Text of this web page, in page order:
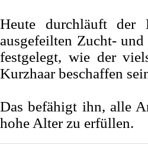
Heute durchläuft der
ausgefeilten Zucht-
festgelegt, wie der
Kurzhaar beschaffen
Das befähigt ihn, alle
hohe Alter zu erfüllen.